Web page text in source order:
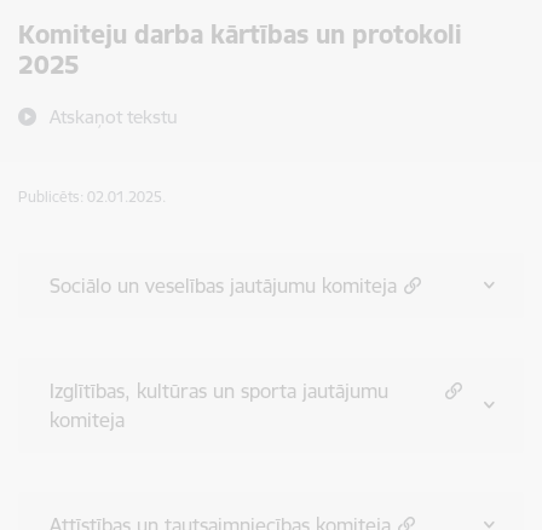
Komiteju darba kārtības un protokoli
2025
Atskaņot tekstu
Publicēts: 02.01.2025.
Sociālo un veselības jautājumu komiteja
Izglītības, kultūras un sporta jautājumu
komiteja
Attīstības un tautsaimniecības komiteja